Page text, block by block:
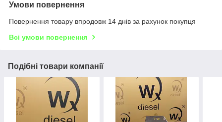
Умови повернення
Повернення товару впродовж 14 днів за рахунок покупця
Всі умови повернення
Подібні товари компанії